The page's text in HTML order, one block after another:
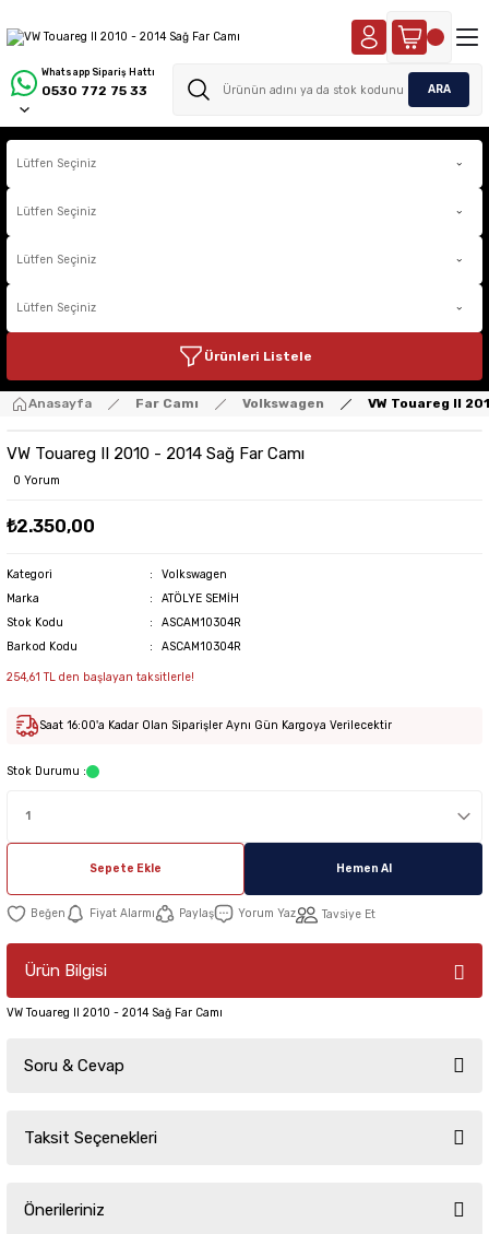
Whatsapp Sipariş Hattı
0530 772 75 33 ARA
Ürünleri Listele
Anasayfa Far Camı Volkswagen VW Touareg II
VW Touareg II 2010 - 2014 Sağ Far Camı
0 Yorum
₺2.350,00
Kategori
Volkswagen
Marka
ATÖLYE SEMİH
Stok Kodu
ASCAM10304R
Barkod Kodu
ASCAM10304R
254,61 TL den başlayan taksitlerle!
Saat 16:00'a Kadar Olan Siparişler Aynı Gün Kargoya Verilecektir
Stok Durumu :
Sepete Ekle Hemen Al
Fiyat Alarmı Paylaş Yorum Yaz Tavsiye Et
Ürün Bilgisi
VW Touareg II 2010 - 2014 Sağ Far Camı
Soru & Cevap
Ürün hakkında henüz soru sorulmamış.
Taksit Seçenekleri
Önerileriniz